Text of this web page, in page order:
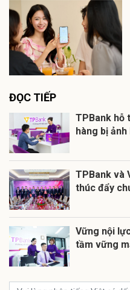
ĐỌC TIẾP
TPBank hỗ
hàng bị
TPBank và
thúc đẩy
Vững nội
tầm vững